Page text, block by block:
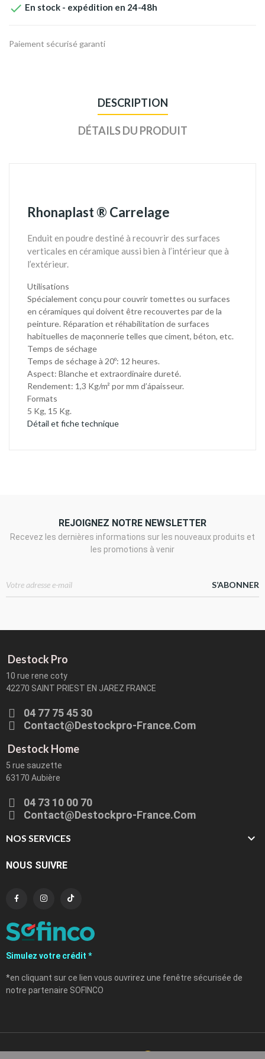
 En stock - expédition en 24-48h
Paiement sécurisé garanti
DESCRIPTION
DÉTAILS DU PRODUIT
Rhonaplast® Carrelage
Enduit en poudre destiné à recouvrir des surfaces
verticales en céramique aussi bien à l’intérieur que à
l’extérieur.
Utilisations
Spécialement conçu pour couvrir tomettes ou surfaces
en céramiques qui doivent être recouvertes par de la
peinture. Réparation et réhabilitation de surfaces
habituelles de maçonnerie telles que ciment, béton, etc.
Temps de séchage
Temps de séchage à 20º: 12 heures.
Aspect: Blanche et extraordinaire dureté.
Rendement: 1,3 Kg/m² por mm d’ápaisseur.
Formats
5 Kg, 15 Kg.
Détail et fiche technique
REJOIGNEZ NOTRE NEWSLETTER
Recevez les dernières informations sur les nouveaux produits et
les promotions à venir
S’ABONNER
Destock Pro
10 rue rene coty
42270 SAINT PRIEST EN JAREZ FRANCE
04 77 75 45 30
Contact@destockpro-France.com
Destock Home
5 rue sauzette
63170 Aubière
04 73 10 00 70
Contact@destockpro-France.com
NOS SERVICES 
NOUS SUIVRE
Simulez votre crédit *
*en cliquant sur ce lien vous ouvrirez une fenêtre sécurisée de
notre partenaire SOFINCO